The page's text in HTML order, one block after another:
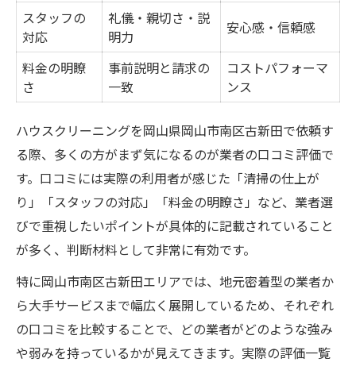
スタッフの
対応
礼儀・親切さ・説
明力
安心感・信頼感
料金の明瞭
さ
事前説明と請求の
一致
コストパフォーマ
ンス
ハウスクリーニングを岡山県岡山市南区古新田で依頼す
る際、多くの方がまず気になるのが業者の口コミ評価で
す。口コミには実際の利用者が感じた「清掃の仕上が
り」「スタッフの対応」「料金の明瞭さ」など、業者選
びで重視したいポイントが具体的に記載されていること
が多く、判断材料として非常に有効です。
特に岡山市南区古新田エリアでは、地元密着型の業者か
ら大手サービスまで幅広く展開しているため、それぞれ
の口コミを比較することで、どの業者がどのような強み
や弱みを持っているかが見えてきます。実際の評価一覧